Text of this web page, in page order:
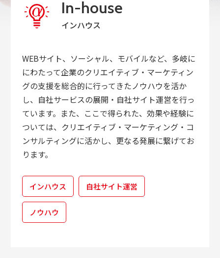
In-house
インハウス
WEBサイト、ソーシャル、モバイルなど、多岐に
にわたって企業のクリエイティブ・マーケティン
グの支援を総合的に行ってきたノウハウを活か
し、自社サービスの展開・自社サイト運営を行っ
ています。また、ここで得られた、効果や経験に
ついては、クリエイティブ・マーケティング・コ
ンサルティングに活かし、更なる発展に繋げてお
ります。
インハウス 自社サイト運営
ノウハウ